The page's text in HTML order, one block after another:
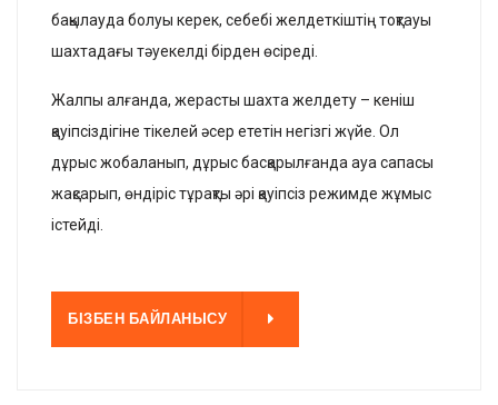
бақылауда болуы керек, себебі желдеткіштің тоқтауы
шахтадағы тәуекелді бірден өсіреді.
Жалпы алғанда, жерасты шахта желдету – кеніш
қауіпсіздігіне тікелей әсер ететін негізгі жүйе. Ол
дұрыс жобаланып, дұрыс басқарылғанда ауа сапасы
жақсарып, өндіріс тұрақты әрі қауіпсіз режимде жұмыс
істейді.
БІЗБЕН БАЙЛАНЫСУ